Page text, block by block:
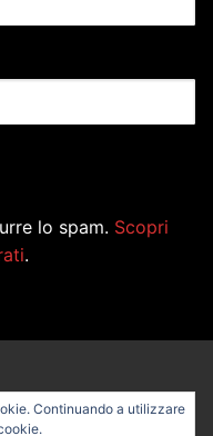
lo spam. Scopri
.
Continuando a utilizzare